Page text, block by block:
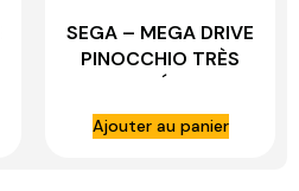
SEGA – MEGA DRIVE
PINOCCHIO TRÈS
BON ÉTAT
(COMPLET)
Ajouter au panier